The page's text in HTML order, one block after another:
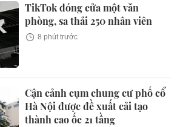
TikTok đóng cửa một văn
phòng, sa thải 250 nhân viên
8 phút trước
Cận cảnh cụm chung cư phố cổ
Hà Nội được đề xuất cải tạo
thành cao ốc 21 tầng